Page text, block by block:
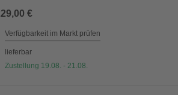
€
Verfügbarkeit im Markt prüfen
lieferbar
Zustellung 19.08. - 21.08.